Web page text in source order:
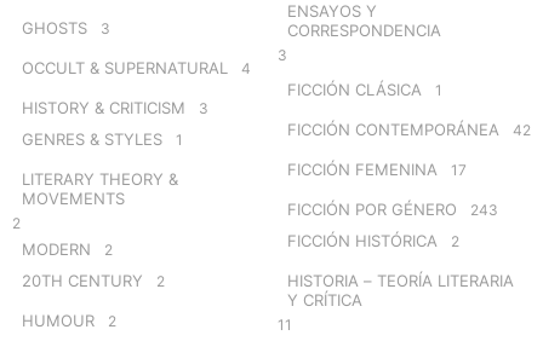
GHOSTS 3
OCCULT & SUPERNATURAL 4
HISTORY & CRITICISM 3
GENRES & STYLES 1
LITERARY THEORY &
MOVEMENTS
2
MODERN 2
20TH CENTURY 2
HUMOUR 2
ENSAYOS Y
CORRESPONDENCIA
3
FICCIÓN CLÁSICA 1
FICCIÓN CONTEMPORÁNEA 42
FICCIÓN FEMENINA 17
FICCIÓN POR GÉNERO 243
FICCIÓN HISTÓRICA 2
HISTORIA – TEORÍA LITERARIA
Y CRÍTICA
11